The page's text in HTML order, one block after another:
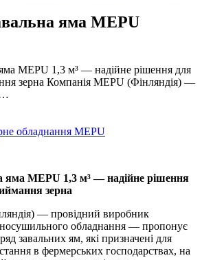
яма MEPU
MEPU 1,3 м³ — надійне рішення для
зерна Компанія MEPU (Фінляндія) —
обладнання MEPU
яма MEPU 1,3 м³ — надійне рішення
зерна
— провідний виробник
обладнання — пропонує
завальних ям, які призначені для
в фермерських господарствах, на